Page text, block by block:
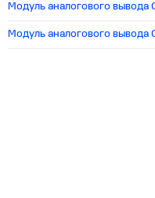
Модуль аналогового вывода
Модуль аналогового вывода